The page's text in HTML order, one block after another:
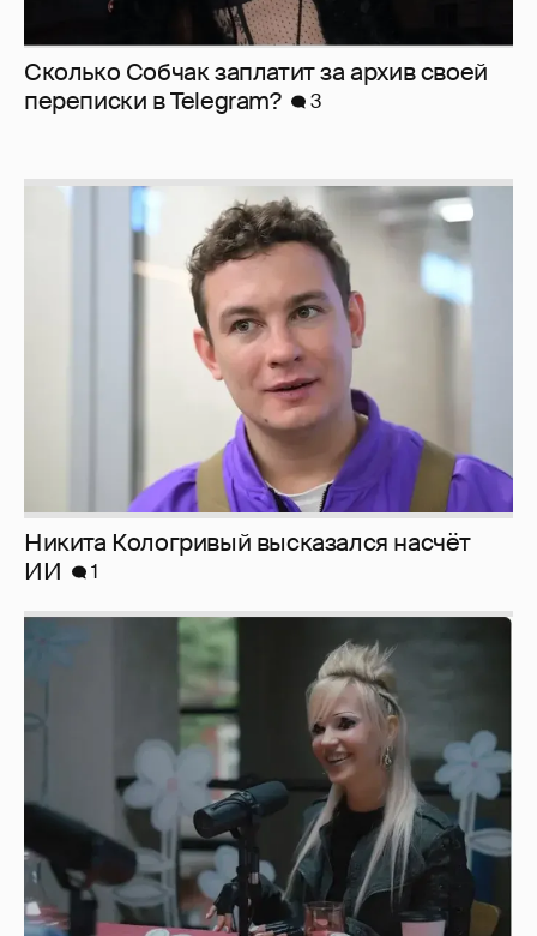
Сколько Собчак заплатит за архив своей
перeписки в Telegram?
3
Никита Кологривый высказался насчёт
ИИ
1